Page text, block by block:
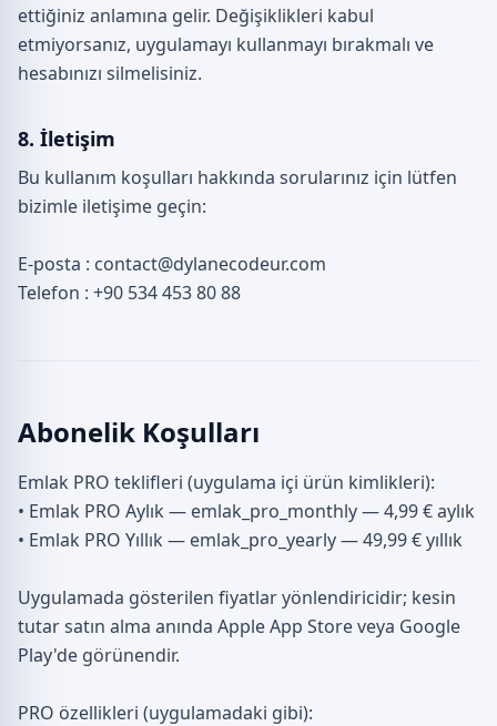
ettiğiniz anlamına gelir. Değişiklikleri kabul
etmiyorsanız, uygulamayı kullanmayı bırakmalı ve
hesabınızı silmelisiniz.
8. İletişim
Bu kullanım koşulları hakkında sorularınız için lütfen
bizimle iletişime geçin:
E-posta : contact@dylanecodeur.com
Telefon : +90 534 453 80 88
Abonelik Koşulları
Emlak PRO teklifleri (uygulama içi ürün kimlikleri):
• Emlak PRO Aylık — emlak_pro_monthly — 4,99 € aylık
• Emlak PRO Yıllık — emlak_pro_yearly — 49,99 € yıllık
Uygulamada gösterilen fiyatlar yönlendiricidir; kesin
tutar satın alma anında Apple App Store veya Google
Play'de görünendir.
PRO özellikleri (uygulamadaki gibi):